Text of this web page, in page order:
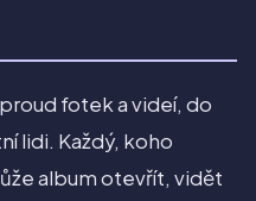
fotek a videí, do
lidi. Každý, koho
album otevřít, vidět